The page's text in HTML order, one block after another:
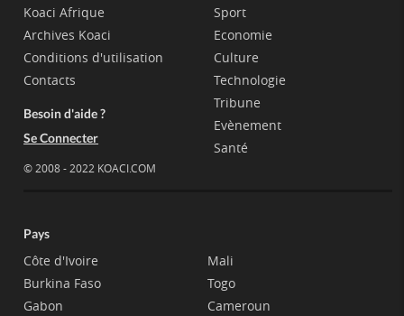
Koaci Afrique
Archives Koaci
Conditions d'utilisation
Contacts
Besoin d'aide ?
Se Connecter
© 2008 - 2022 KOACI.COM
Sport
Economie
Culture
Technologie
Tribune
Evènement
Santé
Pays
Côte d'Ivoire
Burkina Faso
Gabon
Mali
Togo
Cameroun